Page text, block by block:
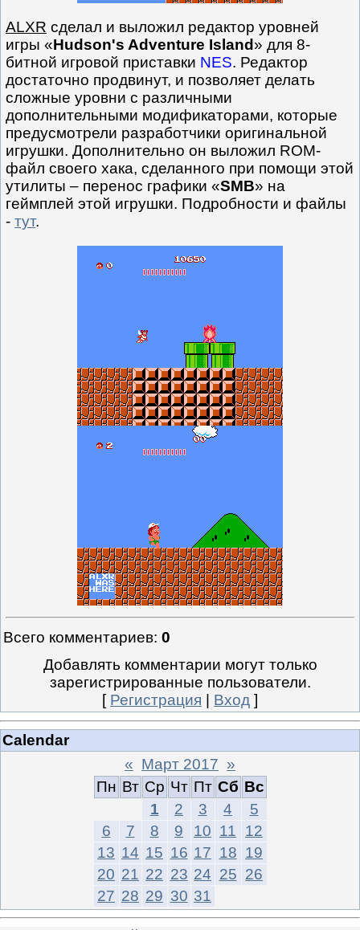
ALXR сделал и выложил редактор уровней
игры «Hudson's Adventure Island» для 8-
битной игровой приставки NES. Редактор
достаточно продвинут, и позволяет делать
сложные уровни с различными
дополнительными модификаторами, которые
предусмотрели разработчики оригинальной
игрушки. Дополнительно он выложил ROM-
файл своего хака, сделанного при помощи этой
утилиты – перенос графики «SMB» на
геймплей этой игрушки. Подробности и файлы
- тут.
Всего комментариев: 0
Добавлять комментарии могут только
зарегистрированные пользователи.
[ Регистрация Вход ]
Calendar
« Март 2017 »
Пн Вт Ср Чт Пт Сб Вс
1
2 3 4
5
6
7 8 9 10 11
12
13 14 15 16 17 18 19
20 21 22 23 24 25 26
27 28 29 30 31